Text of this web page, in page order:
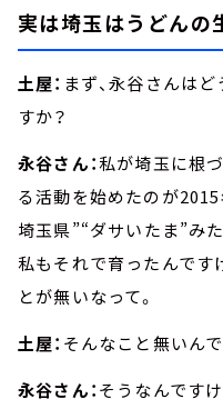
実は埼玉はうどんの
土屋： まず、永谷さんは
すか？
永谷さん：私が埼玉に根
る活動を始めたのが2015
埼玉県”“ダサいたま”み
私もそれで育ったんです
とが無いなって。
土屋： そんなこと無いんで
永谷さん：そうなんです